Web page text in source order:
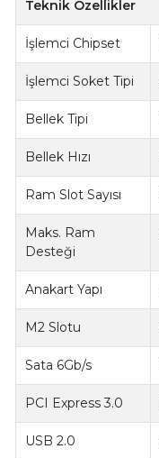
Teknik Özellikler
İşlemci Chipset
İşlemci Soket Tipi
Bellek Tipi
Bellek Hızı
Ram Slot Sayısı
Maks. Ram
Desteği
Anakart Yapı
M2 Slotu
Sata 6Gb/s
PCI Express 3.0
USB 2.0